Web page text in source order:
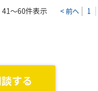
41～60件表示 < 前へ 1
する